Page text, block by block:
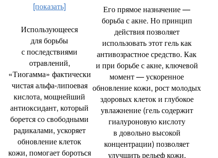
[показать]
Использующееся
для борьбы
с последствиями
отравлений,
«Тиогамма» фактически
чистая альфа-липоевая
кислота, мощнейший
антиоксидант, который
борется со свободными
радикалами, ускоряет
обновление клеток
кожи, помогает бороться
Его прямое назначение —
борьба с акне. Но принцип
действия позволяет
использовать этот гель как
антивозрастное средство. Как
и при борьбе с акне, ключевой
момент — ускоренное
обновление кожи, рост молодых
здоровых клеток и глубокое
увлажнение (гель содержит
гиалуроновую кислоту
в довольно высокой
концентрации) позволяет
улучшить рельеф кожи,